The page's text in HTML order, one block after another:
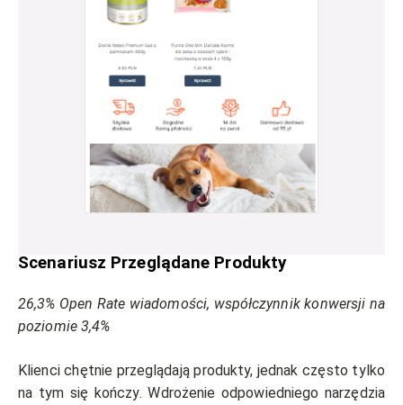
Scenariusz Przeglądane Produkty
26,3% Open Rate wiadomości, współczynnik konwersji na
poziomie 3,4%
Klienci chętnie przeglądają produkty, jednak często tylko
na tym się kończy. Wdrożenie odpowiedniego narzędzia